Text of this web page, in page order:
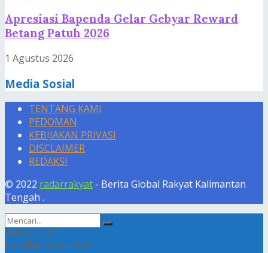
Apresiasi Bapenda Gelar Gebyar Reward
Betang Patuh 2026
1 Agustus 2026
Media Sosial
TENTANG KAMI
PEDOMAN
KEBIJAKAN PRIVASI
DISCLAIMER
REDAKSI
© 2022 radarrakyat - Berita Global Rakyat Kalimantan
Tengah .
Hasil tidak ada
Tampilkan Semua Hasil